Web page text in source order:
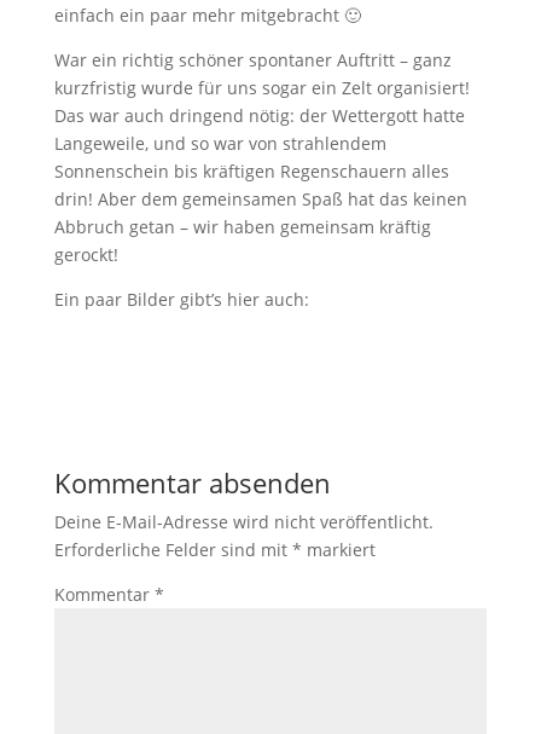
einfach ein paar mehr mitgebracht 🙂
War ein richtig schöner spontaner Auftritt – ganz
kurzfristig wurde für uns sogar ein Zelt organisiert!
Das war auch dringend nötig: der Wettergott hatte
Langeweile, und so war von strahlendem
Sonnenschein bis kräftigen Regenschauern alles
drin! Aber dem gemeinsamen Spaß hat das keinen
Abbruch getan – wir haben gemeinsam kräftig
gerockt!
Ein paar Bilder gibt’s hier auch:
Kommentar absenden
Deine E-Mail-Adresse wird nicht veröffentlicht.
Erforderliche Felder sind mit * markiert
Kommentar *